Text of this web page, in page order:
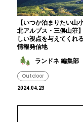
【いつか泊まりたい山
北アルプス・三俣山荘
しい視点を与えてくれ
情報発信地
ランドネ 編集部
Outdoor
2024.04.23